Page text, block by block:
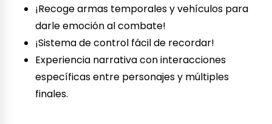
¡Recoge armas temporales y vehículos para
darle emoción al combate!
¡Sistema de control fácil de recordar!
Experiencia narrativa con interacciones
específicas entre personajes y múltiples
finales.